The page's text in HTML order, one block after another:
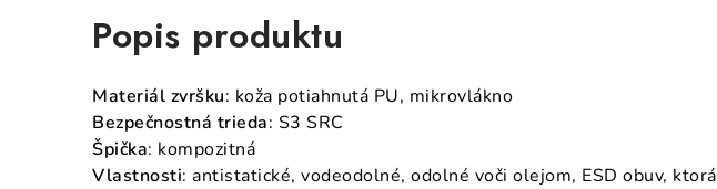
Popis produktu
Materiál zvršku: koža potiahnutá PU, mikrovlákno
Bezpečnostná trieda: S3 SRC
Špička: kompozitná
Vlastnosti: antistatické, vodeodolné, odolné voči olejom, ESD obuv, ktorá